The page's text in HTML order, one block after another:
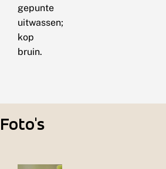
gepunte
uitwassen;
kop
bruin.
Foto's